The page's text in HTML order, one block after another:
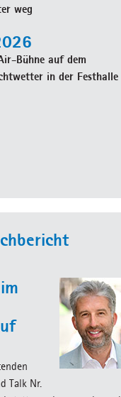
weg
Bühne auf dem
in der Festhalle
Talk Nr.